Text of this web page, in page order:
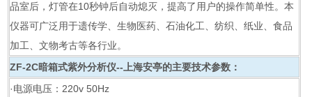
品室后，灯管在10秒钟后自动熄灭，提高了用户的操作简单性。本
仪器可广泛用于遗传学、生物医药、石油化工、纺织、纸业、食品
加工、文物考古等各行业。
ZF-2C暗箱式紫外分析仪--上海安亭的主要技术参数：
·电源电压：220v 50Hz